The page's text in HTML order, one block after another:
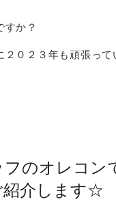
すか？
２０２３年も頑張って
のオレコン
紹介します☆